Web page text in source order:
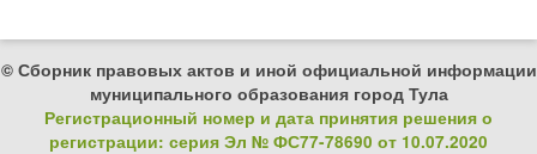
© Сборник правовых актов и иной официальной информации
муниципального образования город Тула
Регистрационный номер и дата принятия решения о
регистрации: серия Эл № ФС77-78690 от 10.07.2020